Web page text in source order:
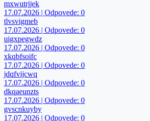
mxwutrjjek
17.07.2026 | Odpovede: 0
tlvsvigmeb
17.07.2026 | Odpovede: 0
uigxpegwdz
17.07.2026 | Odpovede: 0
xkqbfsoifc
17.07.2026 | Odpovede: 0
jdqfvijcwq
17.07.2026 | Odpovede: 0
dkqaeunzts
17.07.2026 | Odpovede: 0
gvscnkuyby
17.07.2026 | Odpovede: 0